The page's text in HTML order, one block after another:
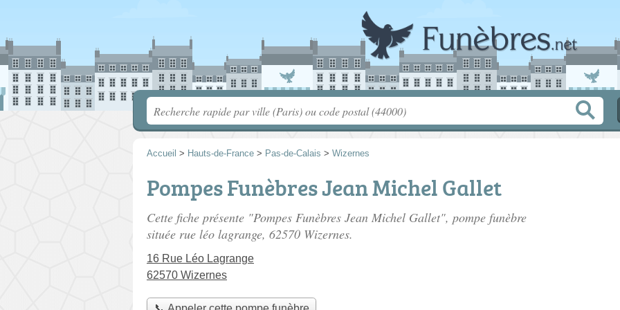
Accueil > Hauts-de-France > Pas-de-Calais > Wizernes
Pompes Funèbres Jean Michel Gallet
Cette fiche présente "Pompes Funèbres Jean Michel Gallet", pompe funèbre
située rue léo lagrange, 62570 Wizernes.
16 Rue Léo Lagrange
62570 Wizernes